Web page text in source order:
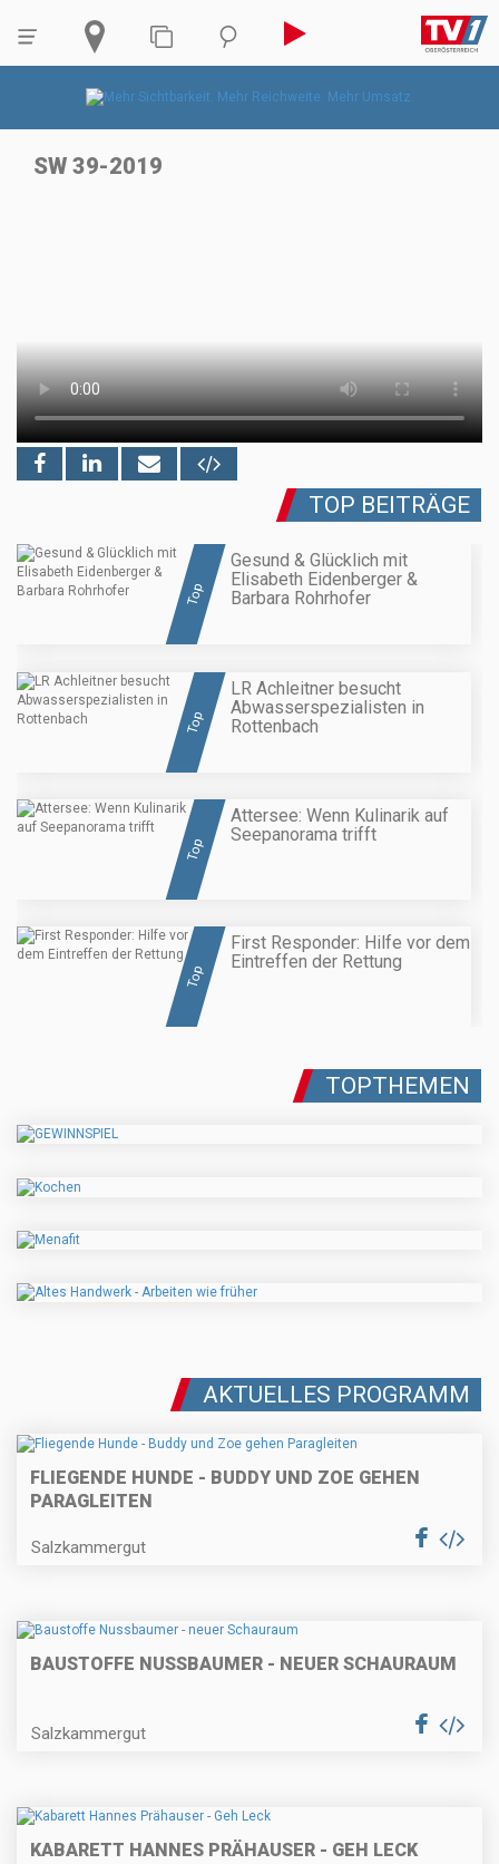
SW 39-2019
TOP BEITRÄGE
Top
Gesund & Glücklich mit
Elisabeth Eidenberger &
Barbara Rohrhofer
Top
LR Achleitner besucht
Abwasserspezialisten in
Rottenbach
Top
Attersee: Wenn Kulinarik auf
Seepanorama trifft
Top
First Responder: Hilfe vor dem
Eintreffen der Rettung
TOPTHEMEN
AKTUELLES PROGRAMM
FLIEGENDE HUNDE - BUDDY UND ZOE GEHEN
PARAGLEITEN
Salzkammergut
BAUSTOFFE NUSSBAUMER - NEUER SCHAURAUM
Salzkammergut
KABARETT HANNES PRÄHAUSER - GEH LECK